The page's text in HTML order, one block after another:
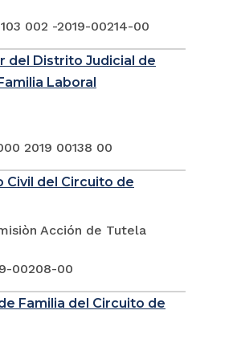
002 -2019-00214-00
del Distrito Judicial de
Laboral
2019 00138 00
Civil del Circuito de
Acción de Tutela
00208-00
Familia del Circuito de